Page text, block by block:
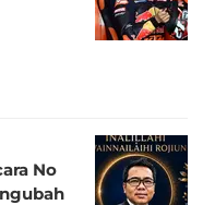
No